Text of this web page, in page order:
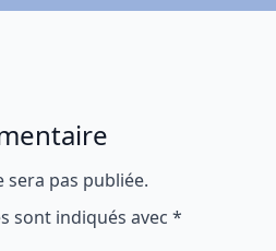
sera pas publiée.
sont indiqués avec *